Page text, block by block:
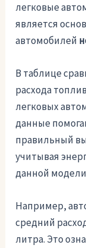
легковые
является
автомобилей
В таблице
расхода
легковых
данные
правильный
учитывая
данной
Например,
средний
литра. Это